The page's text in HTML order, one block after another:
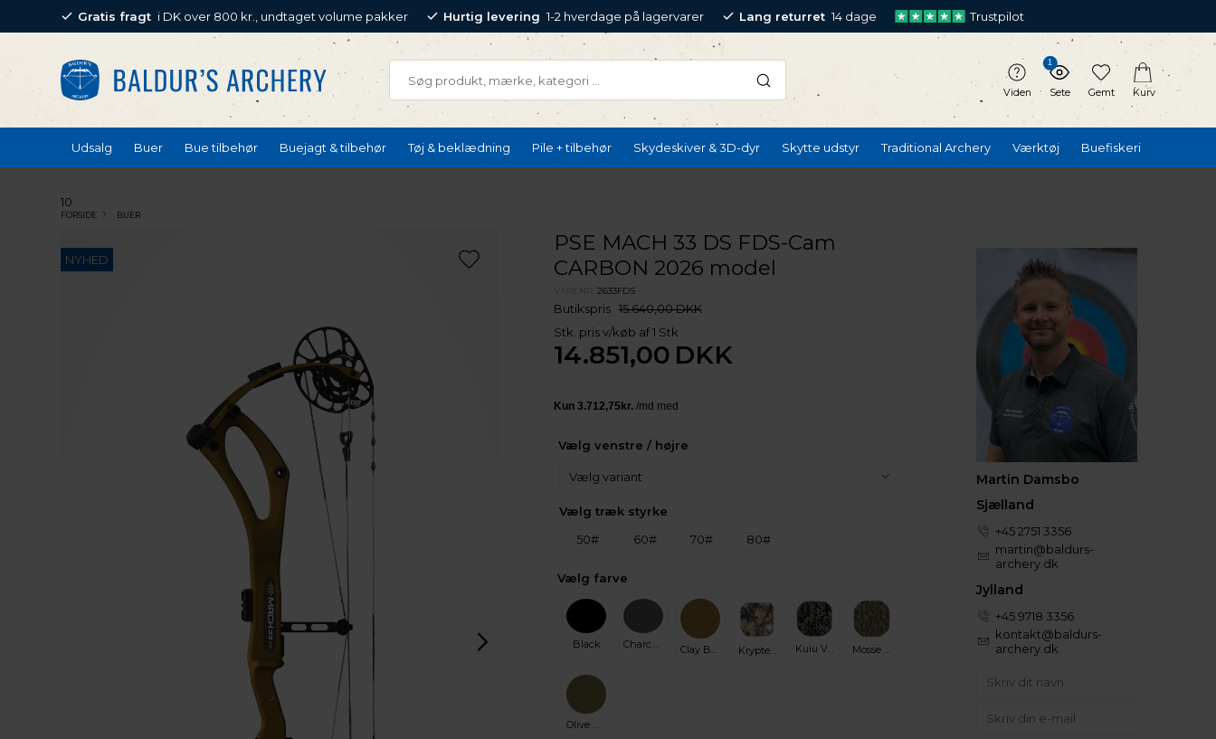
Gratis fragt i DK over 800 kr., undtaget volume pakker Hurtig levering 1-2 hverdage på lagervarer Lang returret 14 dage Trustpilot
Viden
1
Sete Gemt Kurv
Udsalg Buer Bue tilbehør Buejagt & tilbehør Tøj & beklædning Pile + tilbehør Skydeskiver & 3D-dyr Skytte udstyr Traditional Archery Værktøj Buefiskeri
10
FORSIDE BUER
NYHED
PSE MACH 33 DS FDS-Cam
CARBON 2026 model
2633FDS
Butikspris 15.640,00 DKK
Stk. pris v/køb af 1 Stk
14.851,00 DKK
Vælg venstre / højre
Vælg træk styrke
50#
60# 70# 80#
Vælg farve
Black Charcoal Clay Brown Kryptek Sky Fall Kuiu Verde Mosse Oak Bottomland
Olive Green
Martin Damsbo
Sjælland
+45 2751 3356
martin@baldurs-
archery.dk
Jylland
+45 9718 3356
kontakt@baldurs-
archery.dk